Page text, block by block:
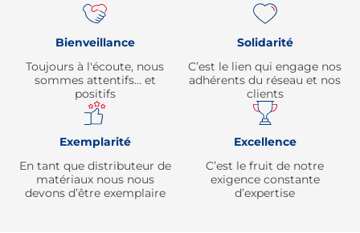
Bienveillance
Toujours à l'écoute, nous
sommes attentifs… et
positifs
Solidarité
C’est le lien qui engage nos
adhérents du réseau et nos
clients
Exemplarité
En tant que distributeur de
matériaux nous nous
devons d’être exemplaire
Excellence
C’est le fruit de notre
exigence constante
d’expertise